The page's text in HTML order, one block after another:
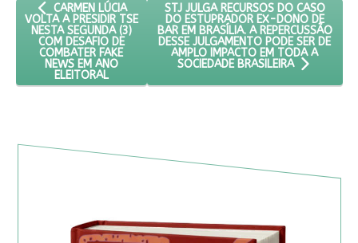
ARTIGO ANTERIOR: CARMEN LÚCIA VOLTA A PRESIDIR TSE
CARMEN LÚCIA
VOLTA A PRESIDIR TSE
NESTA SEGUNDA (3)
COM DESAFIO DE
COMBATER FAKE
NEWS EM ANO
ELEITORAL
PRÓXIMO ARTIGO: STJ JULGA
STJ JULGA RECURSOS DO CASO
DO ESTUPRADOR EX-DONO DE
BAR EM BRASÍLIA. A REPERCUSSÃO
DESSE JULGAMENTO PODE SER DE
AMPLO IMPACTO EM TODA A
SOCIEDADE BRASILEIRA